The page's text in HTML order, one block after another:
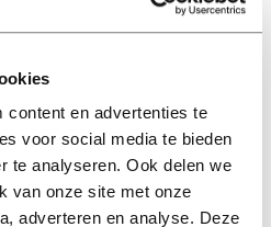
content en advertenties te
voor social media te bieden
te analyseren. Ook delen we
van onze site met onze
adverteren en analyse. Deze
nieuw profileringsfonds
voor studievertraging?
niet te lang!
2020